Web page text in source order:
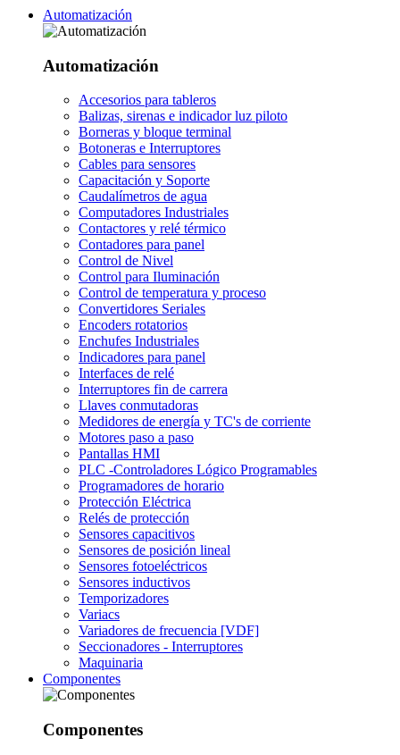
Automatización
Automatización
Accesorios para tableros
Balizas, sirenas e indicador luz piloto
Borneras y bloque terminal
Botoneras e Interruptores
Cables para sensores
Capacitación y Soporte
Caudalímetros de agua
Computadores Industriales
Contactores y relé térmico
Contadores para panel
Control de Nivel
Control para Iluminación
Control de temperatura y proceso
Convertidores Seriales
Encoders rotatorios
Enchufes Industriales
Indicadores para panel
Interfaces de relé
Interruptores fin de carrera
Llaves conmutadoras
Medidores de energía y TC's de corriente
Motores paso a paso
Pantallas HMI
PLC -Controladores Lógico Programables
Programadores de horario
Protección Eléctrica
Relés de protección
Sensores capacitivos
Sensores de posición lineal
Sensores fotoeléctricos
Sensores inductivos
Temporizadores
Variacs
Variadores de frecuencia [VDF]
Seccionadores - Interruptores
Maquinaria
Componentes
Componentes